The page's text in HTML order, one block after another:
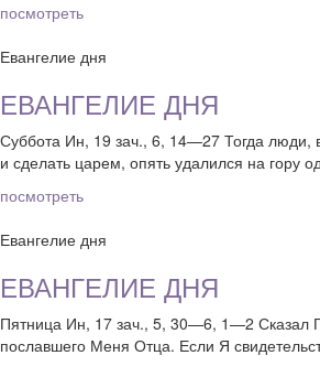
посмотреть
Евангелие дня
ЕВАНГЕЛИЕ ДНЯ
Суббота Ин, 19 зач., 6, 14—27 Тогда люди,
и сделать царем, опять удалился на гору
посмотреть
Евангелие дня
ЕВАНГЕЛИЕ ДНЯ
Пятница Ин, 17 зач., 5, 30—6, 1—2 Сказал
пославшего Меня Отца. Если Я